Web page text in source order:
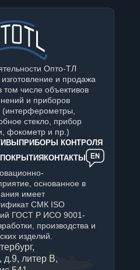
Опто-ТЛ
и продажа
том числе объективов
и приборов
(интерферометры,
стекло, прибор
фокометр и пр.)
ПРИБОРЫ КОНТРОЛЯ
ПОКРЫТИЯ КОНТАКТЫ
основанное в
имеет
СМК ISO
ГОСТ Р ИСО 9001-
производства и
изделий.
д.9, литер В,